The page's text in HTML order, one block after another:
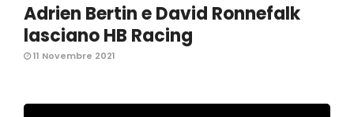
Adrien Bertin e David Ronnefalk
lasciano HB Racing
11 Novembre 2021